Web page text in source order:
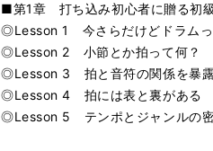
■第1章 打ち込み初心者に贈る初
◎Lesson 1 今さらだけどドラムっ
◎Lesson 2 小節とか拍って何？
◎Lesson 3 拍と音符の関係を暴
◎Lesson 4 拍には表と裏がある
◎Lesson 5 テンポとジャンルの